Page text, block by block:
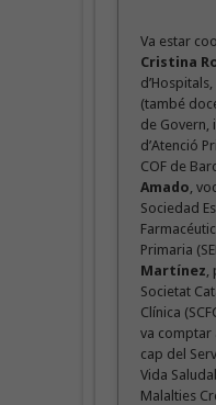
Va estar
Cristina
d’Hospitals,
(també
de Govern, i
d’Atenció
COF de
Amado ,
Sociedad
Primaria
Martínez
Societat
Clínica
va comptar
cap del
Vida
Malalties